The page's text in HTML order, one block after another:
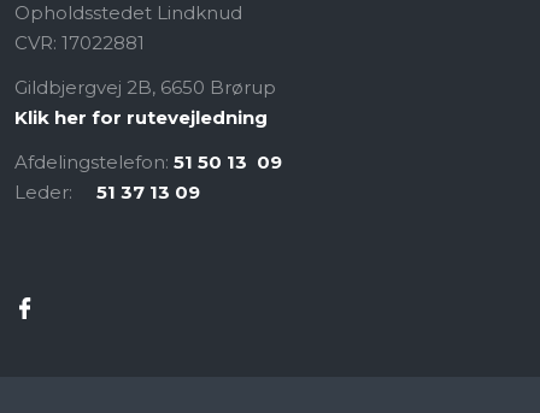
Opholdsstedet Lindknud​
CVR:​ 17022881
Gildbjergvej 2B, 6650 Brørup
Klik her for rutevejledning
Afdelingstelefon: 51 50 13 09
Leder: ​ 51 37 13 09